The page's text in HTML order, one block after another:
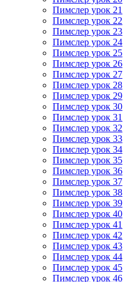
Пимслер урок 21
Пимслер урок 22
Пимслер урок 23
Пимслер урок 24
Пимслер урок 25
Пимслер урок 26
Пимслер урок 27
Пимслер урок 28
Пимслер урок 29
Пимслер урок 30
Пимслер урок 31
Пимслер урок 32
Пимслер урок 33
Пимслер урок 34
Пимслер урок 35
Пимслер урок 36
Пимслер урок 37
Пимслер урок 38
Пимслер урок 39
Пимслер урок 40
Пимслер урок 41
Пимслер урок 42
Пимслер урок 43
Пимслер урок 44
Пимслер урок 45
Пимслер урок 46